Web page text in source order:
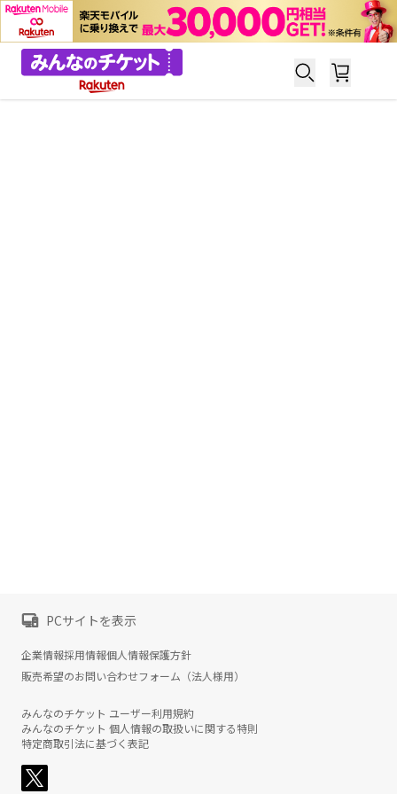
PCサイトを表示
企業情報採用情報個人情報保護方針
販売希望のお問い合わせフォーム（法人様用）
みんなのチケット ユーザー利用規約
みんなのチケット 個人情報の取扱いに関する特則
特定商取引法に基づく表記